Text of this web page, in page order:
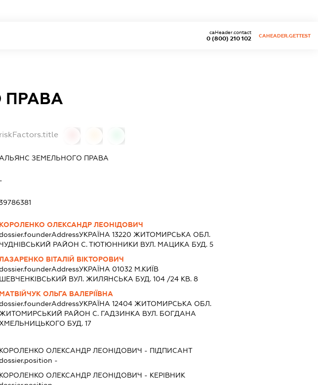
0 (800) 210 102
caHeader.contact
CAHEADER.GETTEST
ПРАВА
riskFactors.title
АЛЬЯНС ЗЕМЕЛЬНОГО ПРАВА
-
КОРОЛЕНКО ОЛЕКСАНДР ЛЕОНІДОВИЧ
УКРАЇНА 13220 ЖИТОМИРСЬКА ОБЛ.
ЧУДНIВСЬКИЙ РАЙОН С. ТЮТЮННИКИ ВУЛ. МАЦИКА БУД. 5
ВІТАЛІЙ ВІКТОРОВИЧ
УКРАЇНА 01032 М.КИЇВ
ШЕВЧЕНКІВСЬКИЙ ВУЛ. ЖИЛЯНСЬКА БУД. 104 /24 КВ. 8
МАТВІЙЧУК ОЛЬГА ВАЛЕРІЇВНА
УКРАЇНА 12404 ЖИТОМИРСЬКА ОБЛ.
ЖИТОМИРСЬКИЙ РАЙОН С. ГАДЗИНКА ВУЛ. БОГДАНА
ХМЕЛЬНИЦЬКОГО БУД. 17
КОРОЛЕНКО ОЛЕКСАНДР ЛЕОНІДОВИЧ - ПІДПИСАНТ
-
КОРОЛЕНКО ОЛЕКСАНДР ЛЕОНІДОВИЧ - КЕРІВНИК